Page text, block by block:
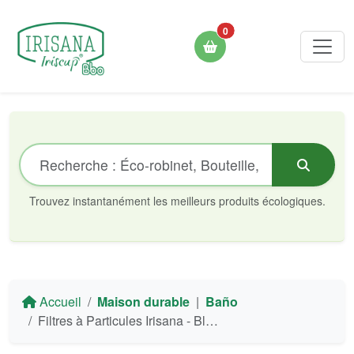
0
Trouvez instantanément les meilleurs produits écologiques.
Accueil Maison durable | Baño
Filtres à Particules Irisana - Blister 4 unités (Ecogrifo/Beauty/Mini/Aquapet)